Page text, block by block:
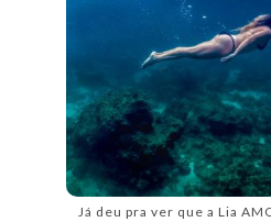
Já deu pra ver que a Lia